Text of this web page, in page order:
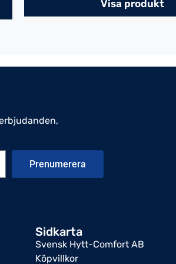
Visa produkt
Prenumerera
Sidkarta
Svensk Hytt-Comfort AB
Köpvillkor